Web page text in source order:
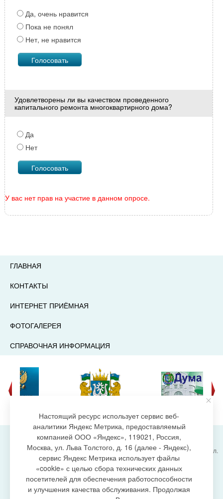
Да, очень нравится
Пока не понял
Нет, не нравится
Удовлетворены ли вы качеством проведенного
капитального ремонта многоквартирного дома?
Да
Нет
У вас нет прав на участие в данном опросе.
ГЛАВНАЯ
КОНТАКТЫ
ИНТЕРНЕТ ПРИЁМНАЯ
ФОТОГАЛЕРЕЯ
СПРАВОЧНАЯ ИНФОРМАЦИЯ
создание сайта
Администрация городского поселения Излучинск, ул.
Энергетиков, 6, пгт. Излучинск, Нижневартовский
район,
Ханты-Мансийский автономный округ-Югра
(Тюменская область), 628634
Сетевое изданиеhttps://www.gp-izluchinsk.ru
Настоящий ресурс использует сервис веб-
аналитики Яндекс Метрика, предоставляемый
компанией ООО «Яндекс», 119021, Россия,
Москва, ул. Льва Толстого, д. 16 (далее - Яндекс),
сервис Яндекс Метрика использует файлы
«cookie» с целью сбора технических данных
посетителей для обеспечения работоспособности
и улучшения качества обслуживания. Продолжая